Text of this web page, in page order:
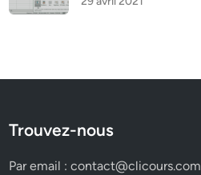
Trouvez-nous
Par email :contact@clicours.com